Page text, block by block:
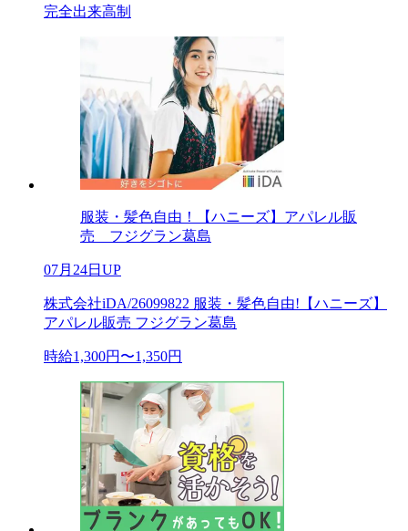
完全出来高制
服装・髪色自由！【ハニーズ】アパレル販
売 フジグラン葛島
07月24日UP
株式会社iDA/26099822 服装・髪色自由!【ハニーズ】
アパレル販売 フジグラン葛島
時給1,300円〜1,350円